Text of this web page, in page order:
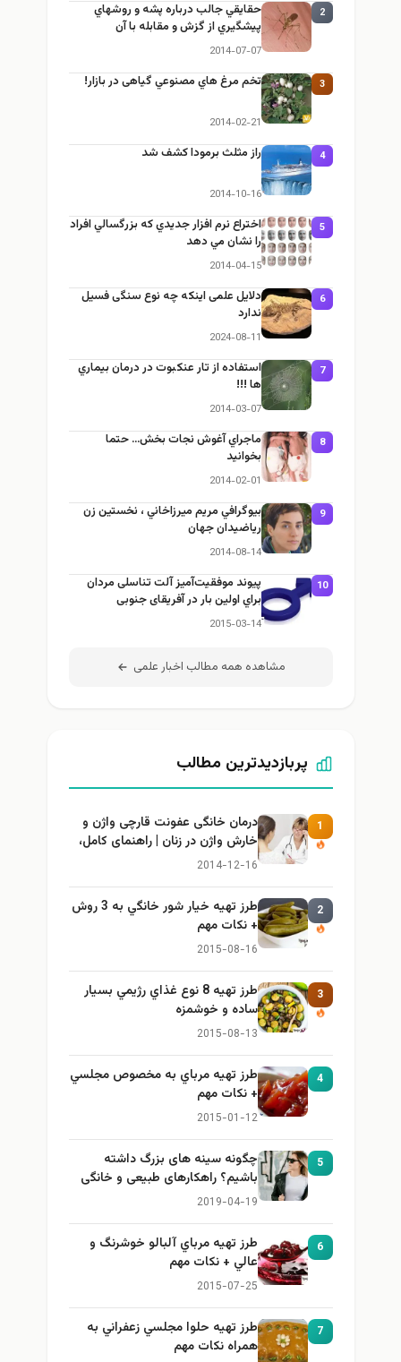
2
حقايقي جالب درباره پشه و روشهاي
پيشگيري از گزش و مقابله با آن
2014-07-07
3 تخم مرغ هاي مصنوعي گیاهی در بازار!
2014-02-21
4 راز مثلث برمودا كشف شد
2014-10-16
5
اختراع نرم افزار جديدي كه بزرگسالي افراد
را نشان مي دهد
2014-04-15
6
دلایل علمی اینکه چه نوع سنگی فسیل
ندارد
2024-08-11
7
استفاده از تار عنکبوت در درمان بيماري
ها !!!
2014-03-07
8
ماجراي آغوش نجات بخش… حتما
بخوانيد
2014-02-01
9
بيوگرافي مريم ميرزاخاني ، نخستین زن
ریاضیدان جهان
2014-08-14
10
پیوند موفقیت‌آمیز آلت تناسلی مردان
براي اولين بار در آفریقای جنوبی
2015-03-14
مشاهده همه مطالب اخبار علمی
پربازدیدترین مطالب
1
درمان خانگی عفونت قارچی واژن و
خارش واژن در زنان | راهنمای کامل،
ایمن و کاربردی
2014-12-16
2
طرز تهيه خیار شور خانگي به 3 روش
+ نكات مهم
2015-08-16
3
طرز تهيه 8 نوع غذاي رژيمي بسيار
ساده و خوشمزه
2015-08-13
4
طرز تهيه مرباي به مخصوص مجلسي
+ نكات مهم
2015-01-12
5
چگونه سینه های بزرگ داشته
باشیم؟ راهکارهای طبیعی و خانگی
برای بزرگ کردن سینه
2019-04-19
6
طرز تهيه مرباي آلبالو خوشرنگ و
عالي + نكات مهم
2015-07-25
7
طرز تهيه حلوا مجلسي زعفراني به
همراه نكات مهم